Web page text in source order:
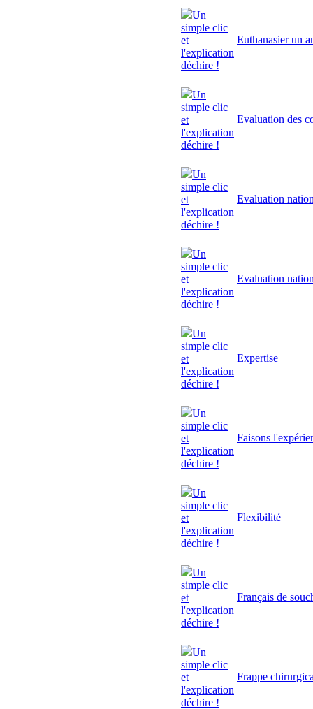
Un
simple clic
et
l'explication
déchire !
Euthanasier un
Un
simple clic
et
l'explication
déchire !
Evaluation des
Un
simple clic
et
l'explication
déchire !
Evaluation
Un
simple clic
et
l'explication
déchire !
Evaluation
Un
simple clic
et
l'explication
déchire !
Expertise
Un
simple clic
et
l'explication
déchire !
Faisons
Un
simple clic
et
l'explication
déchire !
Flexibilité
Un
simple clic
et
l'explication
déchire !
Français de
Un
simple clic
et
l'explication
déchire !
Frappe